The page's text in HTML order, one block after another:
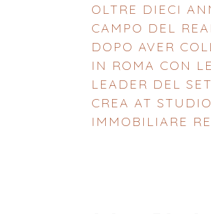
OLTRE DIECI
CAMPO DEL
DOPO AVER
IN ROMA CON
LEADER DEL
CREA AT STUDIO
IMMOBILIARE